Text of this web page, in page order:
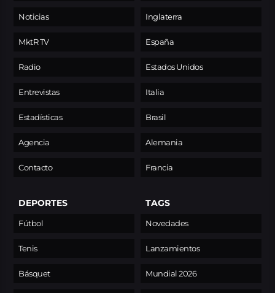
Noticias
MktR TV
Radio
Entrevistas
Estadísticas
Agencia
Contacto
Inglaterra
España
Estados Unidos
Italia
Brasil
Alemania
Francia
DEPORTES
Fútbol
Tenis
Básquet
TAGS
Novedades
Lanzamientos
Mundial 2026